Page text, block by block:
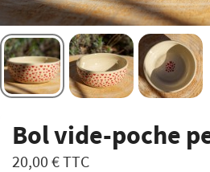
Bol vide-poche
20,00 €TTC